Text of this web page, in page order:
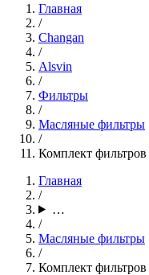
Главная
/
Changan
/
Alsvin
/
Фильтры
/
Масляные фильтры
/
Комплект
Главная
/
…
/
Масляные фильтры
/
Комплект